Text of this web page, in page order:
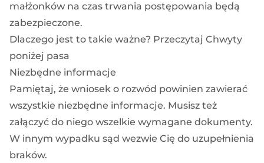
małżonków na czas trwania postępowania będą
zabezpieczone.
Dlaczego jest to takie ważne? Przeczytaj Chwyty
poniżej pasa
Niezbędne informacje
Pamiętaj, że wniosek o rozwód powinien zawierać
wszystkie niezbędne informacje. Musisz też
załączyć do niego wszelkie wymagane dokumenty.
W innym wypadku sąd wezwie Cię do uzupełnienia
braków.